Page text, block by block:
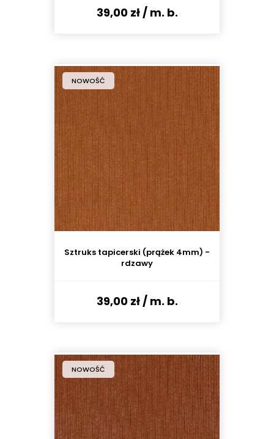
39,00 zł/ m. b.
Sztruks tapicerski (prążek 4mm) -
rdzawy
39,00 zł/ m. b.
NOWOŚĆ
NOWOŚĆ